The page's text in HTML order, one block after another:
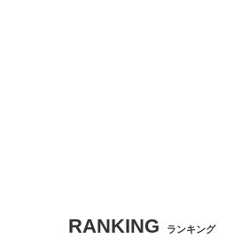
RANKING ランキング